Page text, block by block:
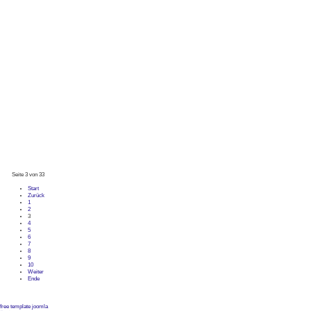
Seite 3 von 33
Start
Zurück
1
2
3
4
5
6
7
8
9
10
Weiter
Ende
free template joomla